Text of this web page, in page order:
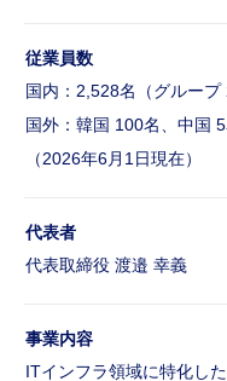
Career Recruitment
バイリンガル採用
ウェルカムバック採用
アルムナイライン登録
従業員数
国内：2,528名（グループ
国外：韓国 100名、中国
（2026年6月1日現在）
代表者
代表取締役 渡邉 幸義
事業内容
ITインフラ領域に特化し